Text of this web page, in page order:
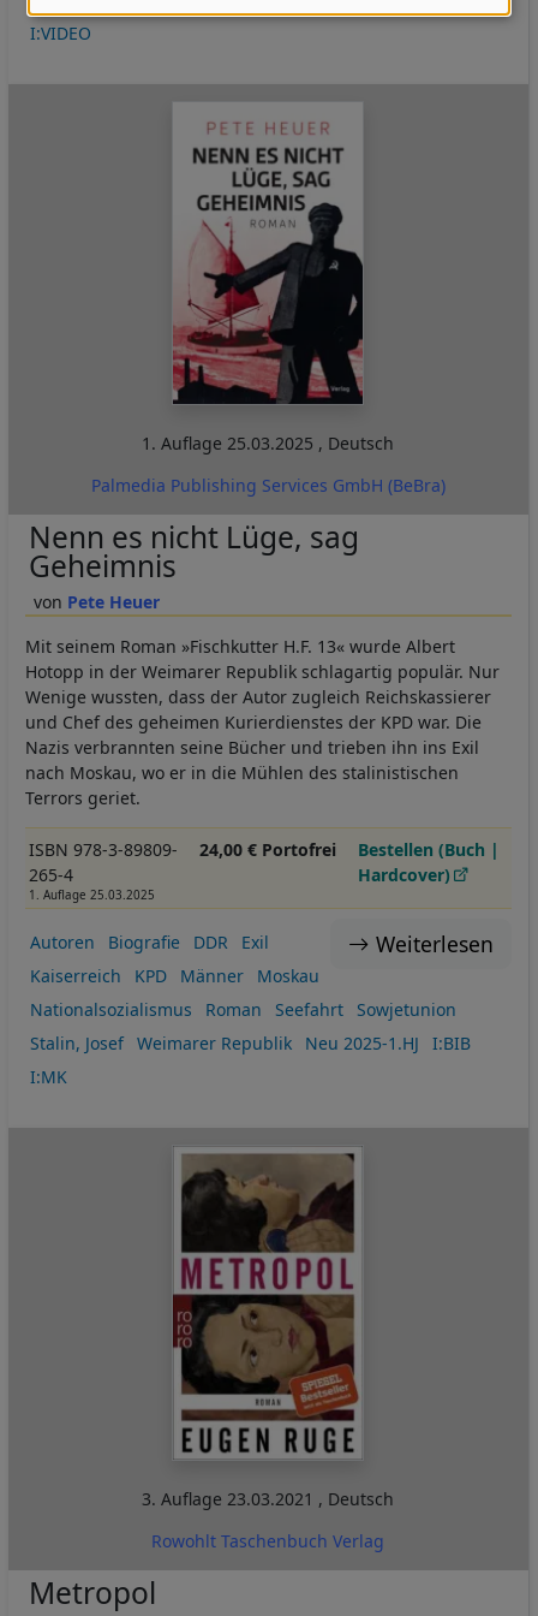
I:VIDEO
1. Auflage 25.03.2025 , Deutsch
Palmedia Publishing Services GmbH (BeBra)
Pete Heuer
Nenn es nicht Lüge, sag
Geheimnis
Mit seinem Roman »Fischkutter H.F. 13« wurde Albert
Hotopp in der Weimarer Republik schlagartig populär. Nur
Wenige wussten, dass der Autor zugleich Reichskassierer
und Chef des geheimen Kurierdienstes der KPD war. Die
Nazis verbrannten seine Bücher und trieben ihn ins Exil
nach Moskau, wo er in die Mühlen des stalinistischen
Terrors geriet.
ISBN 978-3-89809-
265-4
1. Auflage 25.03.2025
24,00 € Portofrei
Bestellen (Buch |
Hardcover)
Weiterlesen
Autoren Biografie DDR
Exil
Kaiserreich
KPD Männer
Moskau
Nationalsozialismus
Roman Seefahrt
Sowjetunion
Stalin, Josef
Weimarer Republik Neu 2025-1.HJ
I:BIB
I:MK
3. Auflage23.03.2021 , Deutsch
Rowohlt Taschenbuch Verlag
Metropol
Daten
und